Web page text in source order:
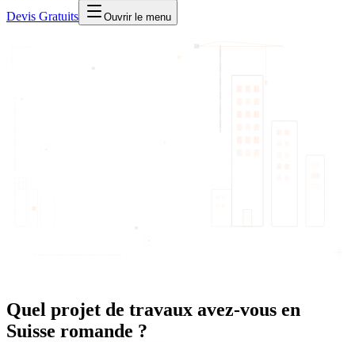
Devis Gratuits
Ouvrir le menu
Quel projet de travaux avez-vous en
Suisse romande ?